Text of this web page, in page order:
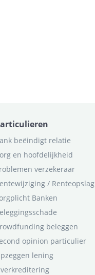
beëindigt relatie
en hoofdelijkheid
verzekeraar
/ Renteopslag
Banken
beleggen
opinion particulier
lening